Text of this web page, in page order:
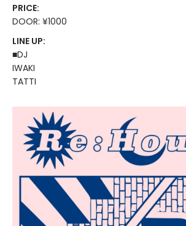
PRICE:
DOOR: ¥1000
LINE UP:
■DJ
IWAKI
TATTI